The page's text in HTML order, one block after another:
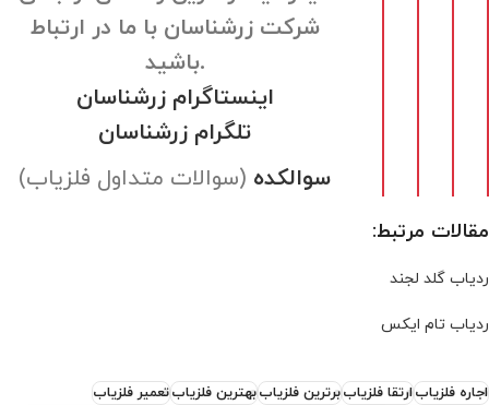
شرکت زرشناسان با ما در ارتباط
باشید.
اینستاگرام زرشناسان
تلگرام زرشناسان
سوالکده (سوالات متداول فلزیاب)
مقالات مرتبط:
ردیاب گلد لجند
ردیاب تام ایکس
اجاره فلزیابارتقا فلزیاببرترین فلزیاببهترین فلزیابتعمیر فلزیاب